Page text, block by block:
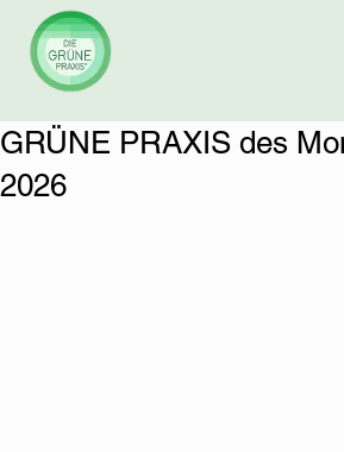
GRÜNE PRAXIS des
2026